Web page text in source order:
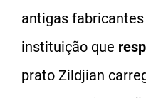
antigas
instituição que
prato Zildjian